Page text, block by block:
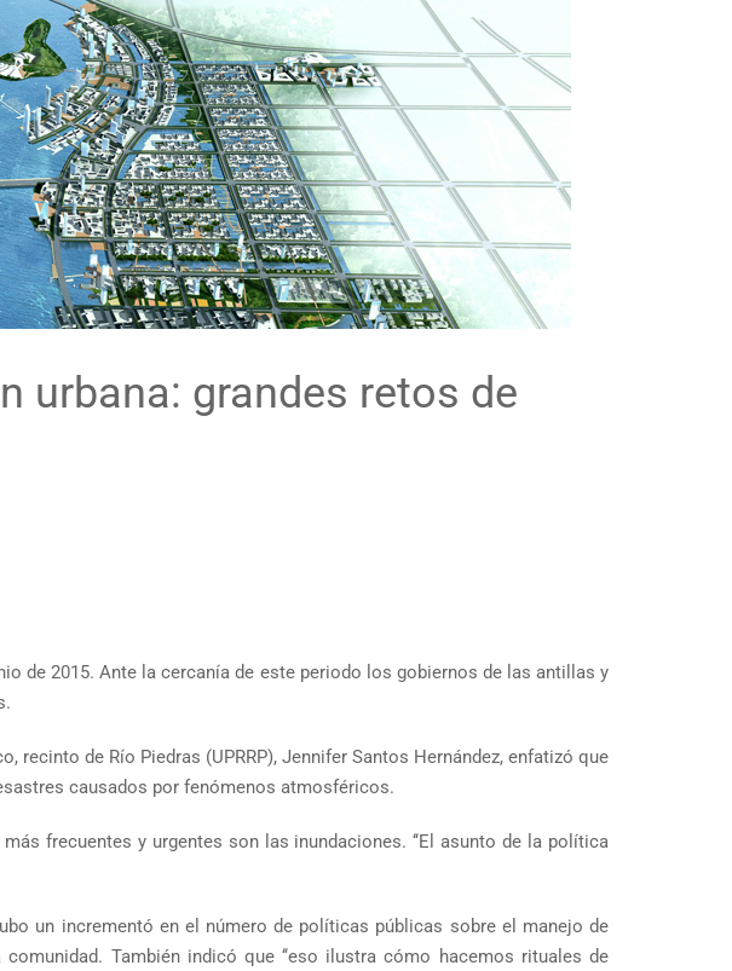
urbana: grandes retos de
de 2015. Ante la cercanía de este periodo los gobiernos de las antillas y
de Río Piedras (UPRRP), Jennifer Santos Hernández, enfatizó que
causados por fenómenos atmosféricos.
frecuentes y urgentes son las inundaciones. ‘‘El asunto de la política
un incrementó en el número de políticas públicas sobre el manejo de
También indicó que ‘‘eso ilustra cómo hacemos rituales de